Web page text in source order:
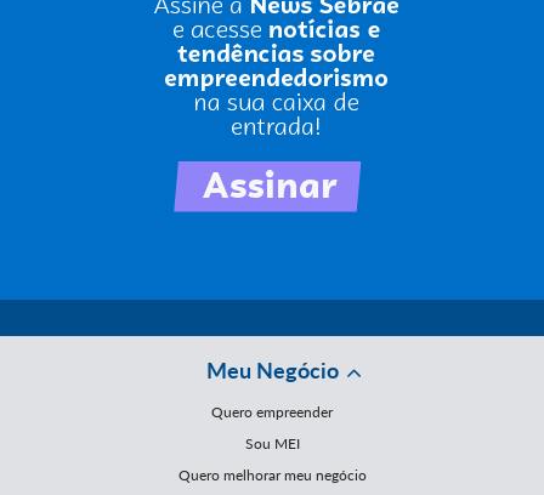
Meu Negócio
Quero empreender
Sou MEI
Quero melhorar meu negócio